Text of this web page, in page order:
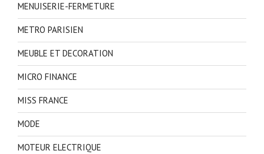
MENUISERIE-FERMETURE
METRO PARISIEN
MEUBLE ET DECORATION
MICRO FINANCE
MISS FRANCE
MODE
MOTEUR ELECTRIQUE